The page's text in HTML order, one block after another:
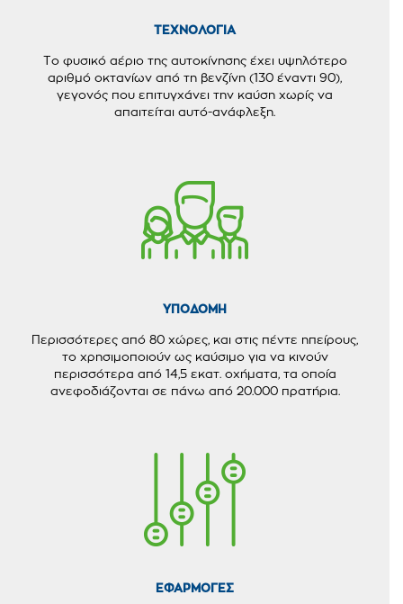
ΤΕΧΝΟΛΟΓΙΑ
Το φυσικό αέριο της αυτοκίνησης έχει υψηλότερο
αριθμό οκτανίων από τη βενζίνη (130 έναντι 90),
γεγονός που επιτυγχάνει την καύση χωρίς να
απαιτείται αυτό-ανάφλεξη.
ΥΠΟΔΟΜΗ
Περισσότερες από 80 χώρες, και στις πέντε ηπείρους,
το χρησιμοποιούν ως καύσιμο για να κινούν
περισσότερα από 14,5 εκατ. οχήματα, τα οποία
ανεφοδιάζονται σε πάνω από 20.000 πρατήρια.
ΕΦΑΡΜΟΓΕΣ